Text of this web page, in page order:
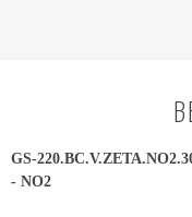
GS-
- NO2